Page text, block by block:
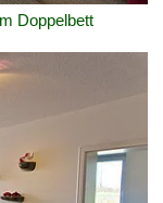
Doppelbett